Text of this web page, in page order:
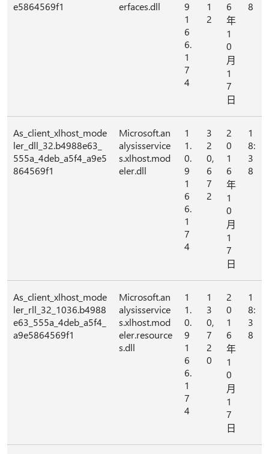
e5864569f1 erfaces.dll
9
1
6
6.
1
7
4
1
2
6
年
1
0
月
1
7
日
8
As_client_xlhost_mode
ler_dll_32.b4988e63_
555a_4deb_a5f4_a9e5
864569f1
Microsoft.an
alysisservice
s.xlhost.mod
eler.dll
1
1.
0.
9
1
6
6.
1
7
4
3
2
0,
6
7
2
2
0
1
6
年
1
0
月
1
7
日
1
8:
3
8
As_client_xlhost_mode
ler_rll_32_1036.b4988
e63_555a_4deb_a5f4_
a9e5864569f1
Microsoft.an
alysisservice
s.xlhost.mod
eler.resource
s.dll
1
1.
0.
9
1
6
6.
1
7
4
1
3
0,
7
2
0
2
0
1
6
年
1
0
月
1
7
日
1
8:
3
8